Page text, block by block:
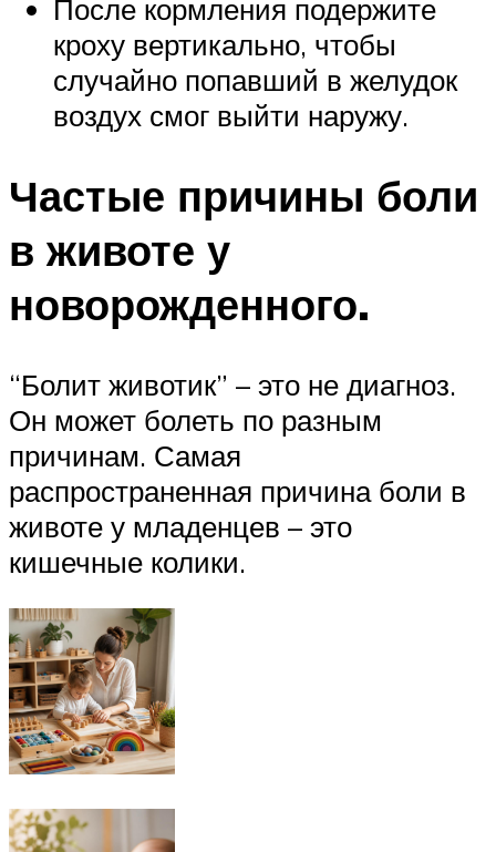
После кормления подержите
кроху вертикально, чтобы
случайно попавший в желудок
воздух смог выйти наружу.
Частые причины боли
в животе у
новорожденного.
“Болит животик” – это не диагноз.
Он может болеть по разным
причинам. Самая
распространенная причина боли в
животе у младенцев – это
кишечные колики.